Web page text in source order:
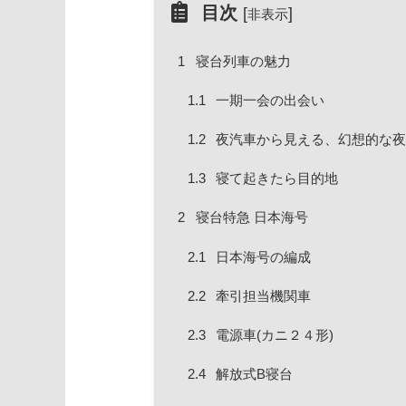
目次 [非表示]
1 寝台列車の魅力
1.1 一期一会の出会い
1.2 夜汽車から見える、幻想的な
1.3 寝て起きたら目的地
2 寝台特急 日本海号
2.1 日本海号の編成
2.2 牽引担当機関車
2.3 電源車(カニ２４形)
2.4 解放式B寝台